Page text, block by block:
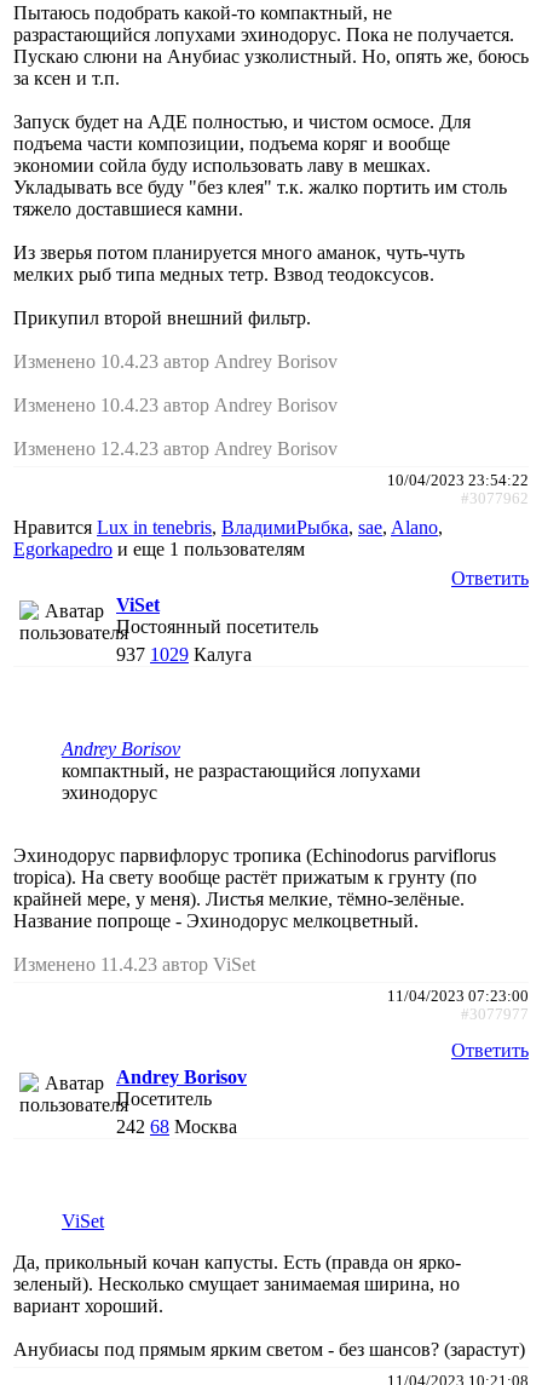
Пытаюсь подобрать какой-то компактный, не
разрастающийся лопухами эхинодорус. Пока не получается.
Пускаю слюни на Анубиас узколистный. Но, опять же, боюсь
за ксен и т.п.
Запуск будет на АДЕ полностью, и чистом осмосе. Для
подъема части композиции, подъема коряг и вообще
экономии сойла буду использовать лаву в мешках.
Укладывать все буду "без клея" т.к. жалко портить им столь
тяжело доставшиеся камни.
Из зверья потом планируется много аманок, чуть-чуть
мелких рыб типа медных тетр. Взвод теодоксусов.
Прикупил второй внешний фильтр.
Изменено 10.4.23 автор Andrey Borisov
Изменено 10.4.23 автор Andrey Borisov
Изменено 12.4.23 автор Andrey Borisov
10/04/2023 23:54:22
#3077962
Нравится Lux in tenebris, ВладимиРыбка, sae, Alano,
Egorkapedro и еще 1 пользователям
Ответить
ViSet
Постоянный посетитель
937 1029 Калуга
Andrey Borisov
компактный, не разрастающийся лопухами
эхинодорус
Эхинодорус парвифлорус тропика (Echinodorus parviflorus
tropica). На свету вообще растёт прижатым к грунту (по
крайней мере, у меня). Листья мелкие, тёмно-зелёные.
Название попроще - Эхинодорус мелкоцветный.
Изменено 11.4.23 автор ViSet
11/04/2023 07:23:00
#3077977
Ответить
Andrey Borisov
Посетитель
242 68 Москва
ViSet
Да, прикольный кочан капусты. Есть (правда он ярко-
зеленый). Несколько смущает занимаемая ширина, но
вариант хороший.
Анубиасы под прямым ярким светом - без шансов? (зарастут)
11/04/2023 10:21:08